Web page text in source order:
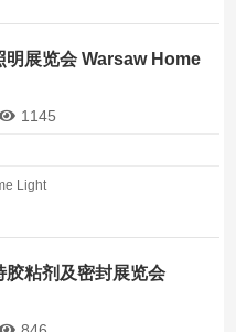
明展览会 Warsaw Home
1145
Light
胶粘剂及密封展览会